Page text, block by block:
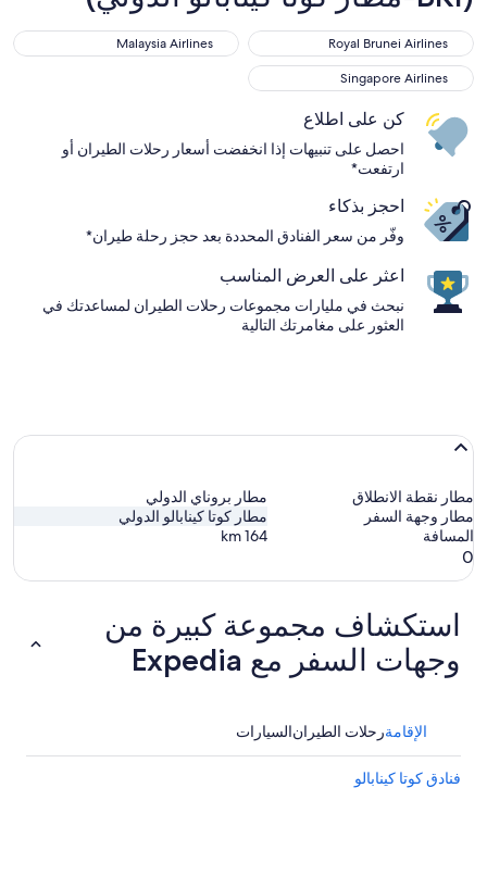
Royal Brunei Airlines
Royal Brunei Airlines
Malaysia Airlines
Malaysia Airlines
Singapore Airlines
Singapore Airlines
كن على اطلاع
احصل على تنبيهات إذا انخفضت أسعار رحلات الطيران أو
ارتفعت*
احجز بذكاء
وفّر من سعر الفنادق المحددة بعد حجز رحلة طيران*
اعثر على العرض المناسب
نبحث في مليارات مجموعات رحلات الطيران لمساعدتك في
العثور على مغامرتك التالية
مطار نقطة الانطلاق
مطار بروناي الدولي
مطار وجهة السفر
مطار كوتا كينابالو الدولي
المسافة
164
km
0
استكشاف مجموعة كبيرة من
وجهات السفر مع Expedia
الإقامةرحلات الطيرانالسيارات
فنادق كوتا كينابالو